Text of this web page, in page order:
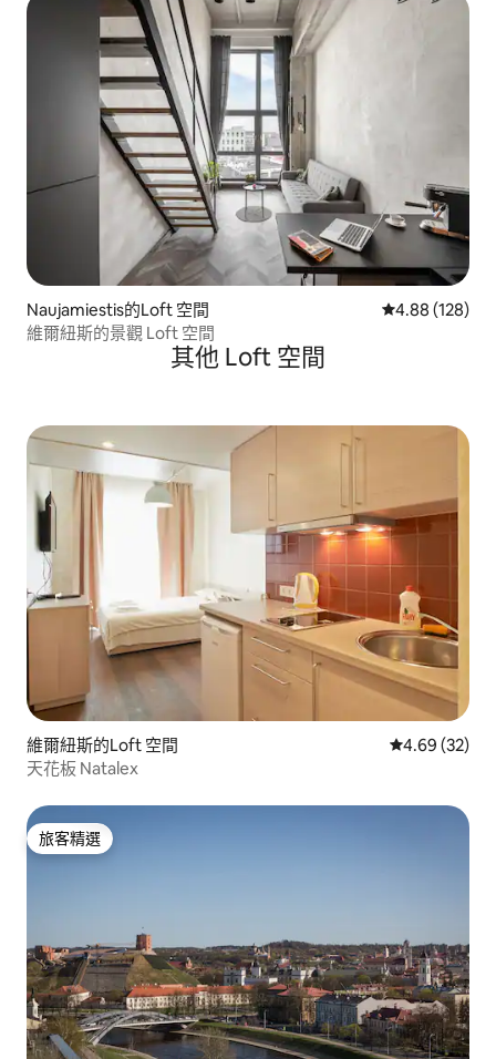
Naujamiestis的Loft 空間 從 128 則評價
4.88 (128)
維爾紐斯的景觀 Loft 空間
其他 Loft 空間
維爾紐斯的Loft 空間 從 32 則評價
4.69 (32)
天花板 Natalex
旅客精選
旅客精選